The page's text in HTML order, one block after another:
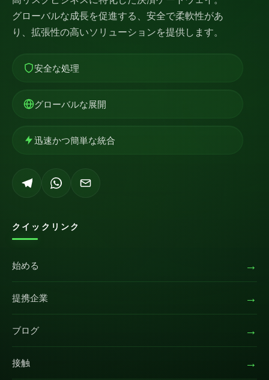
グローバルな成長を促進する、安全で柔軟性があ
り、拡張性の高いソリューションを提供します。
安全な処理
グローバルな展開
迅速かつ簡単な統合
クイックリンク
始める →
提携企業 →
ブログ →
接触 →